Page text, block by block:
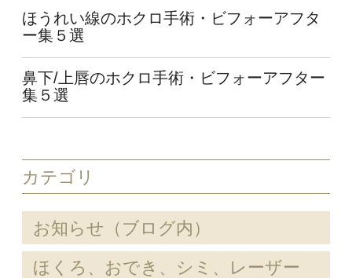
ほうれい線のホクロ手術・ビフォーアフタ
ー集５選
鼻下/上唇のホクロ手術・ビフォーアフター
集５選
カテゴリ
お知らせ（ブログ内）
ほくろ、おでき、シミ、レーザー